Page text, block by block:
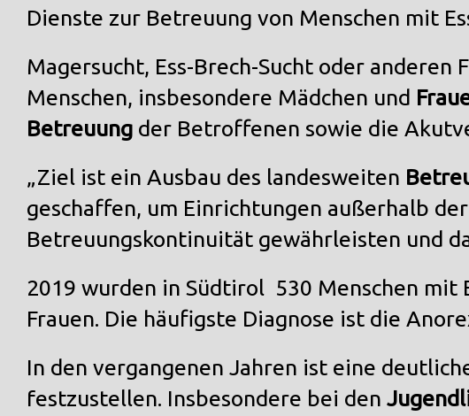
Dienste zur Betreuung von Menschen mit
Magersucht, Ess-Brech-Sucht oder anderen
Menschen, insbesondere Mädchen und
Betreuung der Betroffenen sowie die
„Ziel ist ein Ausbau des landesweiten
geschaffen, um Einrichtungen außerhalb der
Betreuungskontinuität gewährleisten und
2019 wurden in Südtirol 530 Menschen mit
Frauen. Die häufigste Diagnose ist die
In den vergangenen Jahren ist eine
festzustellen. Insbesondere bei den